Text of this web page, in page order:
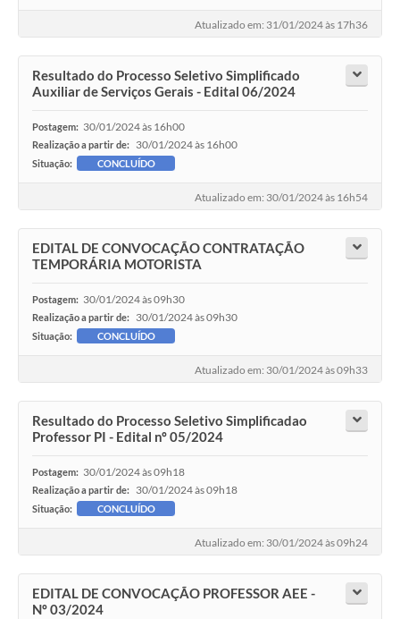
Atualizado em: 31/01/2024 às 17h36
Resultado do Processo Seletivo Simplificado
Auxiliar de Serviços Gerais - Edital 06/2024
Postagem: 30/01/2024 às 16h00
Realização a partir de: 30/01/2024 às 16h00
Situação: CONCLUÍDO
Atualizado em: 30/01/2024 às 16h54
EDITAL DE CONVOCAÇÃO CONTRATAÇÃO
TEMPORÁRIA MOTORISTA
Postagem: 30/01/2024 às 09h30
Realização a partir de: 30/01/2024 às 09h30
Situação: CONCLUÍDO
Atualizado em: 30/01/2024 às 09h33
Resultado do Processo Seletivo Simplificadao
Professor PI - Edital nº 05/2024
Postagem: 30/01/2024 às 09h18
Realização a partir de: 30/01/2024 às 09h18
Situação: CONCLUÍDO
Atualizado em: 30/01/2024 às 09h24
EDITAL DE CONVOCAÇÃO PROFESSOR AEE -
Nº 03/2024